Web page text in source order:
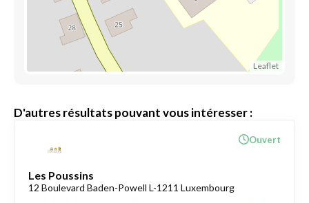
Leaflet
D'autres résultats pouvant vous intéresser :
Les Poussins
12 Boulevard Baden-Powell L-1211 Luxembourg
Ouvert